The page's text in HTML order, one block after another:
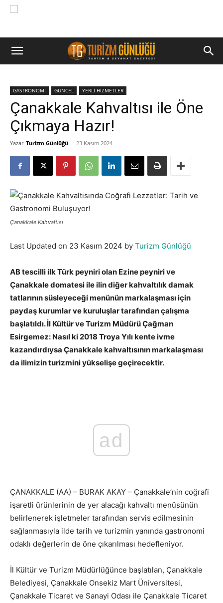
GASTRONOMİ GÜNCEL YERLİ HİZMETLER
Çanakkale Kahvaltısı ile Öne
Çıkmaya Hazır!
Yazar Turizm Günlüğü - 23 Kasım 2024
Çanakkale Kahvaltısı
Last Updated on 23 Kasım 2024 by Turizm Günlüğü
AB tescilli ilk Türk peyniri olan Ezine peyniri ve
Çanakkale domatesi ile ilin diğer kahvaltılık damak
tatlarının süsleyeceği menünün markalaşması için
paydaş kurumlar ve kuruluşlar tarafından çalışma
başlatıldı. İl Kültür ve Turizm Müdürü Çağman
Esirgemez: Nasıl ki 2018 Troya Yılı kente ivme
kazandırdıysa Çanakkale kahvaltısının markalaşması
da ilimizin turizmini yükselişe geçirecektir.
ad
ÇANAKKALE (AA) – BURAK AKAY – Çanakkale’nin coğrafi
işaretli ürünlerinin de yer alacağı kahvaltı menüsünün
belirlenerek işletmeler tarafından servis edilmesinin
sağlanmasıyla ilde tarih ve turizmin yanında gastronomi
odaklı değerlerin de öne çıkarılması hedefleniyor.
İl Kültür ve Turizm Müdürlüğünce başlatılan, Çanakkale
Belediyesi, Çanakkale Onsekiz Mart Üniversitesi,
Çanakkale Ticaret ve Sanayi Odası ile Çanakkale Ticaret